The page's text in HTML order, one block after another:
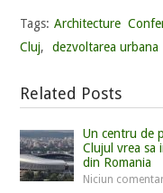
Tags: Architecture
Cluj, dezvoltarea urbana
Related Posts
Un centru de
Clujul vrea sa
din Romania
Niciun